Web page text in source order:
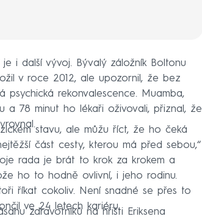
i další vývoj. Bývalý záložník Boltonu
v roce 2012, ale upozornil, že bez
rekonvalescence. Muamba,
a 78 minut ho lékaři oživovali, přiznal, že
stavu, ale můžu říct, že ho čeká
část cesty, kterou má před sebou,“
rada je brát to krok za krokem a
ho to hodně ovlivní, i jeho rodinu.
říkat cokoliv. Není snadné se přes to
ve 24 letech kariéru.
zdravotníků na hřišti Eriksena